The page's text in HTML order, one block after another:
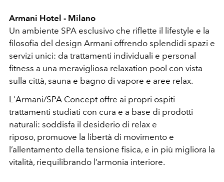
Armani Hotel - Milano
Un ambiente SPA esclusivo che riflette il lifestyle e la
filosofia del design Armani offrendo splendidi spazi e
servizi unici: da trattamenti individuali e personal
fitness a una meravigliosa relaxation pool con vista
sulla città, sauna e bagno di vapore e aree relax.
L'Armani/SPA Concept offre ai propri ospiti
trattamenti studiati con cura e a base di prodotti
naturali: soddisfa il desiderio di relax e
riposo, promuove la libertà di movimento e
l’allentamento della tensione fisica, e in più migliora la
vitalità, riequilibrando l’armonia interiore.